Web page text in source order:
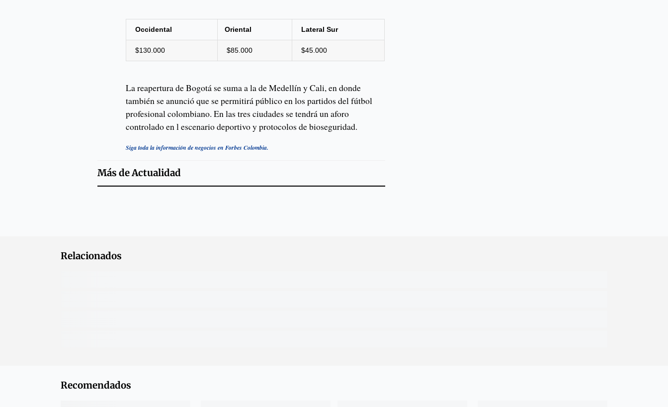
Occidental Oriental Lateral Sur
$130.000 $85.000 $45.000
La reapertura de Bogotá se suma a la de Medellín y Cali, en donde
también se anunció que se permitirá público en los partidos del fútbol
profesional colombiano. En las tres ciudades se tendrá un aforo
controlado en l escenario deportivo y protocolos de bioseguridad.
Siga toda la información de negocios en Forbes Colombia.
Más deActualidad
Relacionados
Recomendados